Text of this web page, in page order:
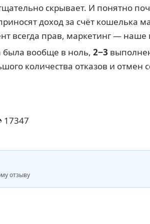
скрывает. И понятно
доход за счёт кошелька
всегда прав, маркетинг — наше
была вообще в ноль, 2−3
количества отказов и
17347
отзыву